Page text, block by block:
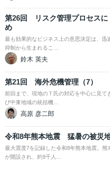
第26回 リスク管理プロセスに
め
最も効果的なビジネス上の意思決定は、迅
抑制から生まれるこ…
鈴木 英夫
第21回 海外危機管理（7）
前回まで、現地のＴ氏の対応を中心に見て
び中東地域の統括機…
高原 彦二郎
令和8年熊本地震 猛暑の被災
最大震度7を記録した令和8年熊本地震。熊
が開設され、約9千人…